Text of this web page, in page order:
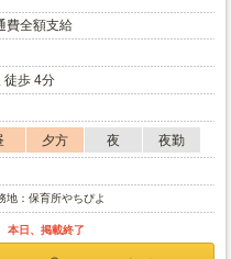
費全額支給
徒歩 4分
夕方 夜
夜勤
：保育所やちぴよ
本日、掲載終了